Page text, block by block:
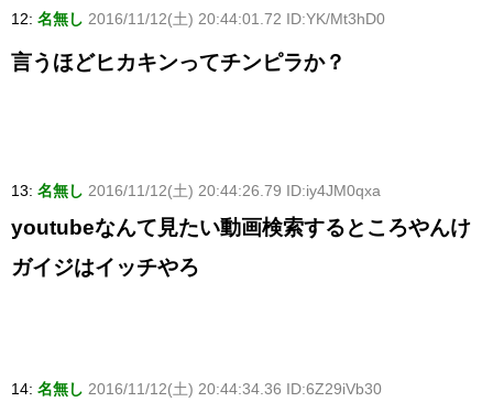
12: 名無し 2016/11/12(土) 20:44:01.72 ID:YK/Mt3hD0
言うほどヒカキンってチンピラか？
13: 名無し 2016/11/12(土) 20:44:26.79 ID:iy4JM0qxa
youtubeなんて見たい動画検索するところやんけ
ガイジはイッチやろ
14: 名無し 2016/11/12(土) 20:44:34.36 ID:6Z29iVb30